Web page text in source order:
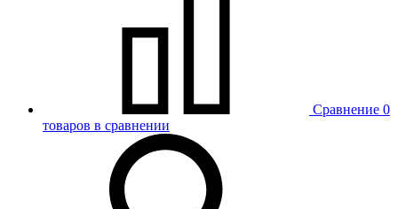
Сравнение 0
товаров в сравнении